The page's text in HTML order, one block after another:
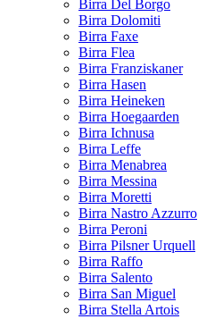
Birra Del Borgo
Birra Dolomiti
Birra Faxe
Birra Flea
Birra Franziskaner
Birra Hasen
Birra Heineken
Birra Hoegaarden
Birra Ichnusa
Birra Leffe
Birra Menabrea
Birra Messina
Birra Moretti
Birra Nastro Azzurro
Birra Peroni
Birra Pilsner Urquell
Birra Raffo
Birra Salento
Birra San Miguel
Birra Stella Artois